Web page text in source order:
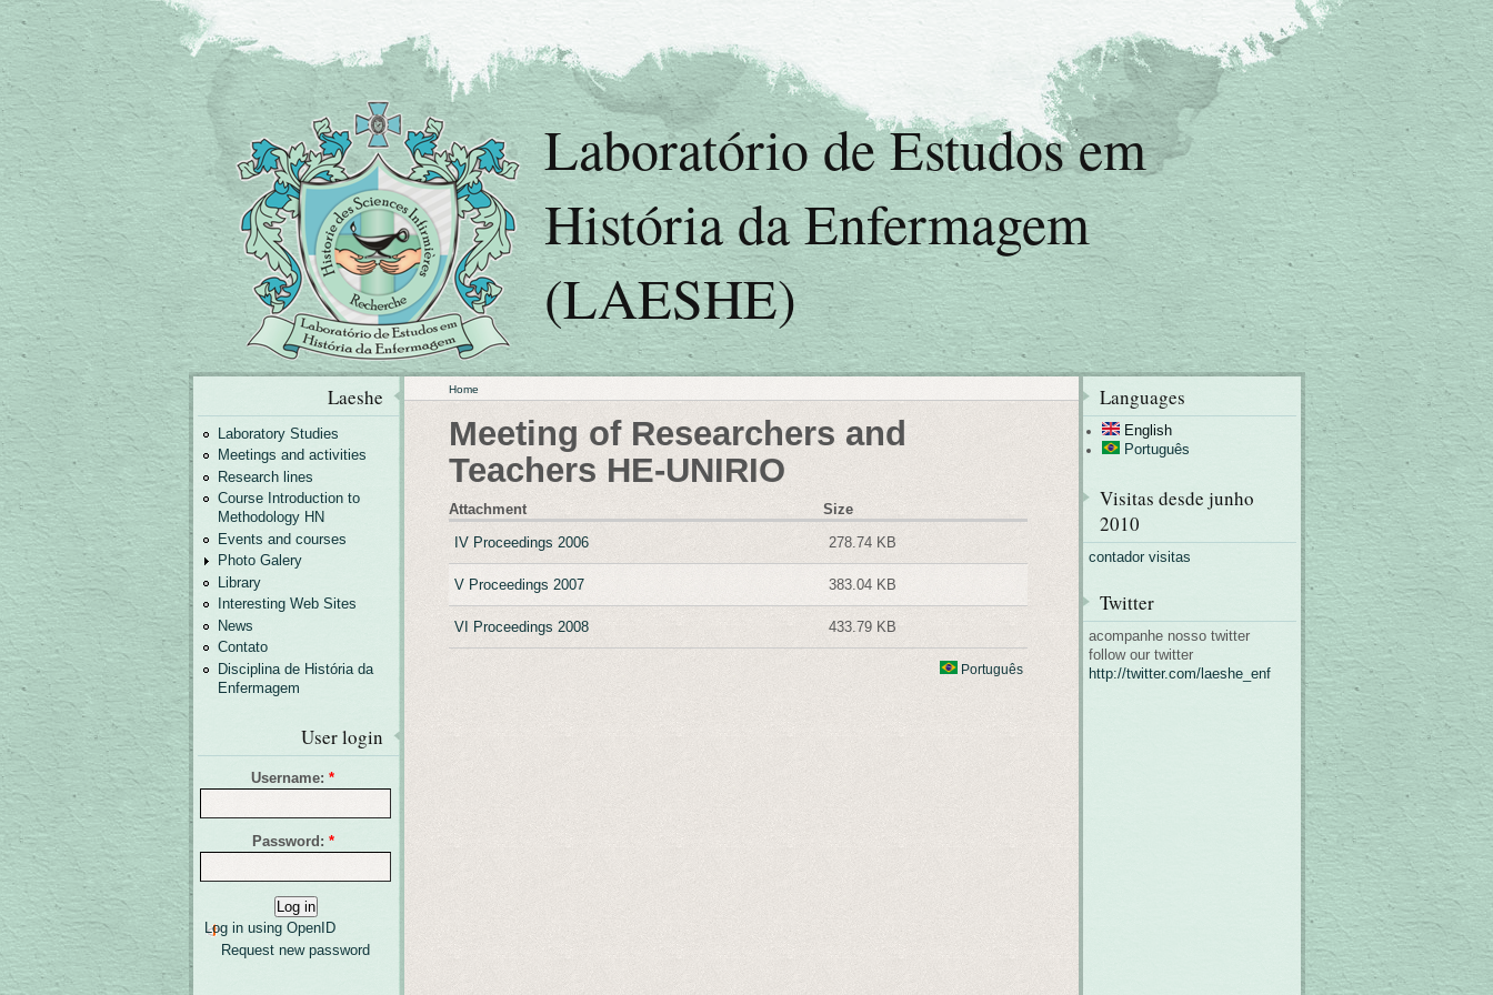
Laboratório de Estudos em
História da Enfermagem
(LAESHE)
Home
Meeting of Researchers and
Teachers HE-UNIRIO
Attachment
Size
IV Proceedings 2006
278.74 KB
V Proceedings 2007 383.04 KB
VI Proceedings 2008 433.79 KB
Português
Laeshe
Laboratory Studies
Meetings and activities
Research lines
Course Introduction to
Methodology HN
Events and courses
Photo Galery
Library
Interesting Web Sites
News
Contato
Disciplina de História da
Enfermagem
User login
Username: *
Password: *
Log in using OpenID
Request new password
Languages
English
Português
Visitas desde junho
2010
contador visitas
Twitter
acompanhe nosso twitter
follow our twitter
http://twitter.com/laeshe_enf